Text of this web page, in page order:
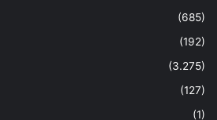
(685)
(192)
(3.275)
(127)
(1)